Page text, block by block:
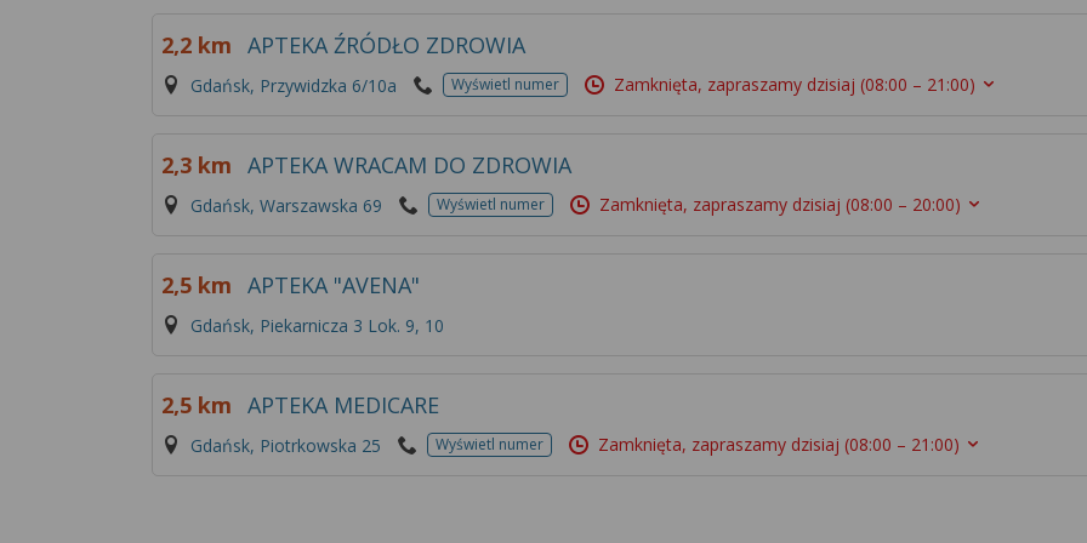
2,2 km APTEKA ŹRÓDŁO ZDROWIA
Gdańsk, Przywidzka 6/10a Wyświetl numer Zamknięta, zapraszamy dzisiaj (08:00 – 21:00)
2,3 km APTEKA WRACAM DO ZDROWIA
Gdańsk, Warszawska 69 Wyświetl numer Zamknięta, zapraszamy dzisiaj (08:00 – 20:00)
2,5 km APTEKA "AVENA"
Gdańsk, Piekarnicza 3 Lok. 9, 10
2,5 km APTEKA MEDICARE
Gdańsk, Piotrkowska 25 Wyświetl numer Zamknięta, zapraszamy dzisiaj (08:00 – 21:00)